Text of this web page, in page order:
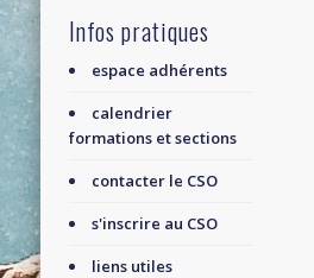
Infos pratiques
espace adhérents
calendrier
formations et sections
contacter le CSO
s'inscrire au CSO
liens utiles